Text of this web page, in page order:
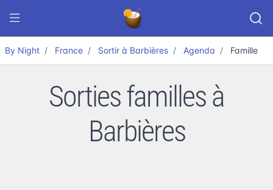
By Night France Sortir à Barbières Agenda Famille
Sorties familles à
Barbières